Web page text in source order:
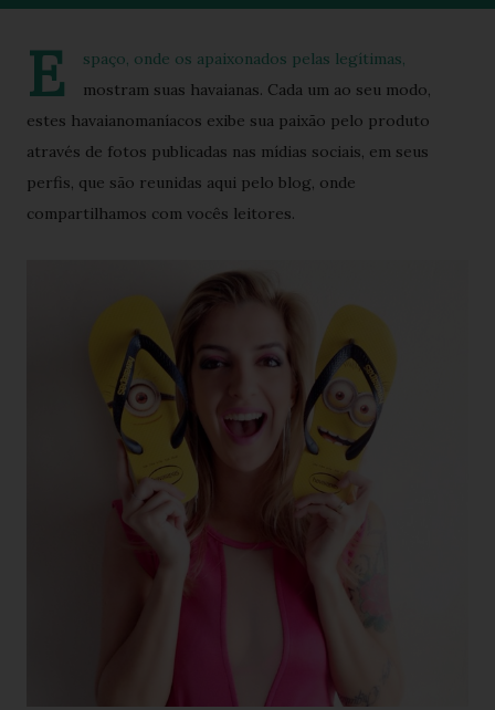
E
spaço, onde os apaixonados pelas legítimas,
mostram suas havaianas. Cada um ao seu modo,
estes havaianomaníacos exibe sua paixão pelo produto
através de fotos publicadas nas mídias sociais, em seus
perfis, que são reunidas aqui pelo blog, onde
compartilhamos com vocês leitores.